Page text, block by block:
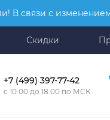
В связи с
Скидки
+7 (499) 397-77-42
с 10:00 до 18:00 по МСК